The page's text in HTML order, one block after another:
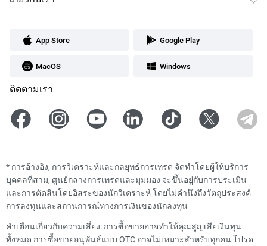
App Store Google Play
MacOS Windows
ติดตามเรา
* การอ้างอิง, การวิเคราะห์และกลยุทธ์การเทรด จัดทำโดยผู้ให้บริการ
บุคคลที่สาม, ศูนย์กลางการเทรดและมุมมอง จะขึ้นอยู่กับการประเมิน
และการตัดสินโดยอิสระของนักวิเคราะห์ โดยไม่คำนึงถึงวัตถุประสงค์
การลงทุนและสถานการณ์ทางการเงินของนักลงทุน
คำเตือนเกี่ยวกับความเสี่ยง: การซื้อขายอาจทำให้คุณสูญเสียเงินทุน
ทั้งหมด การซื้อขายอนุพันธ์แบบ OTC อาจไม่เหมาะสำหรับทุกคน โปรด